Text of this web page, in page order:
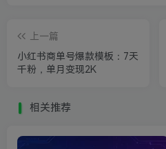
上一篇
小红书商单号爆款模板：7天
千粉，单月变现2K
相关推荐